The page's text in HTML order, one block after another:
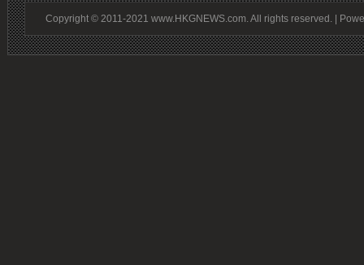
Copyright © 2011-2021 www.HKGNEWS.com. All rights reserved. |